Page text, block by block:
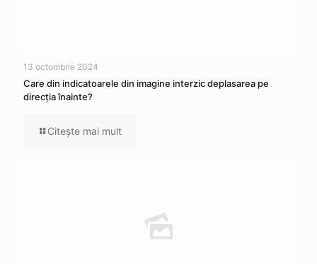
13 octombrie 2024
Care din indicatoarele din imagine interzic deplasarea pe
direcția înainte?
Citeşte mai mult